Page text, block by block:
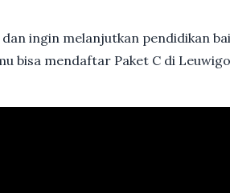
dan ingin melanjutkan pendidikan
bisa mendaftar Paket C di